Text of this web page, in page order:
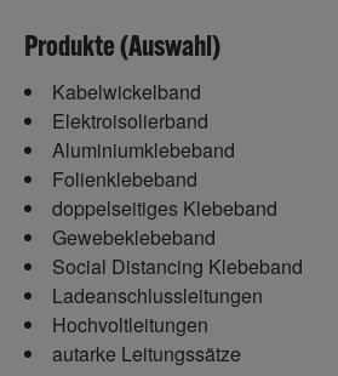
Produkte (Auswahl)
Kabelwickelband
Elektroisolierband
Aluminiumklebeband
Folienklebeband
doppelseitiges Klebeband
Gewebeklebeband
Social Distancing Klebeband
Ladeanschlussleitungen
Hochvoltleitungen
autarke Leitungssätze